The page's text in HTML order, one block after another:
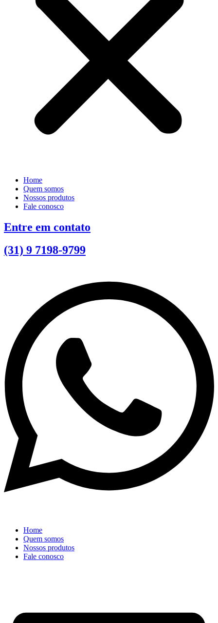
Home
Quem somos
Nossos produtos
Fale conosco
Entre em contato
(31) 9 7198-9799
Home
Quem somos
Nossos produtos
Fale conosco